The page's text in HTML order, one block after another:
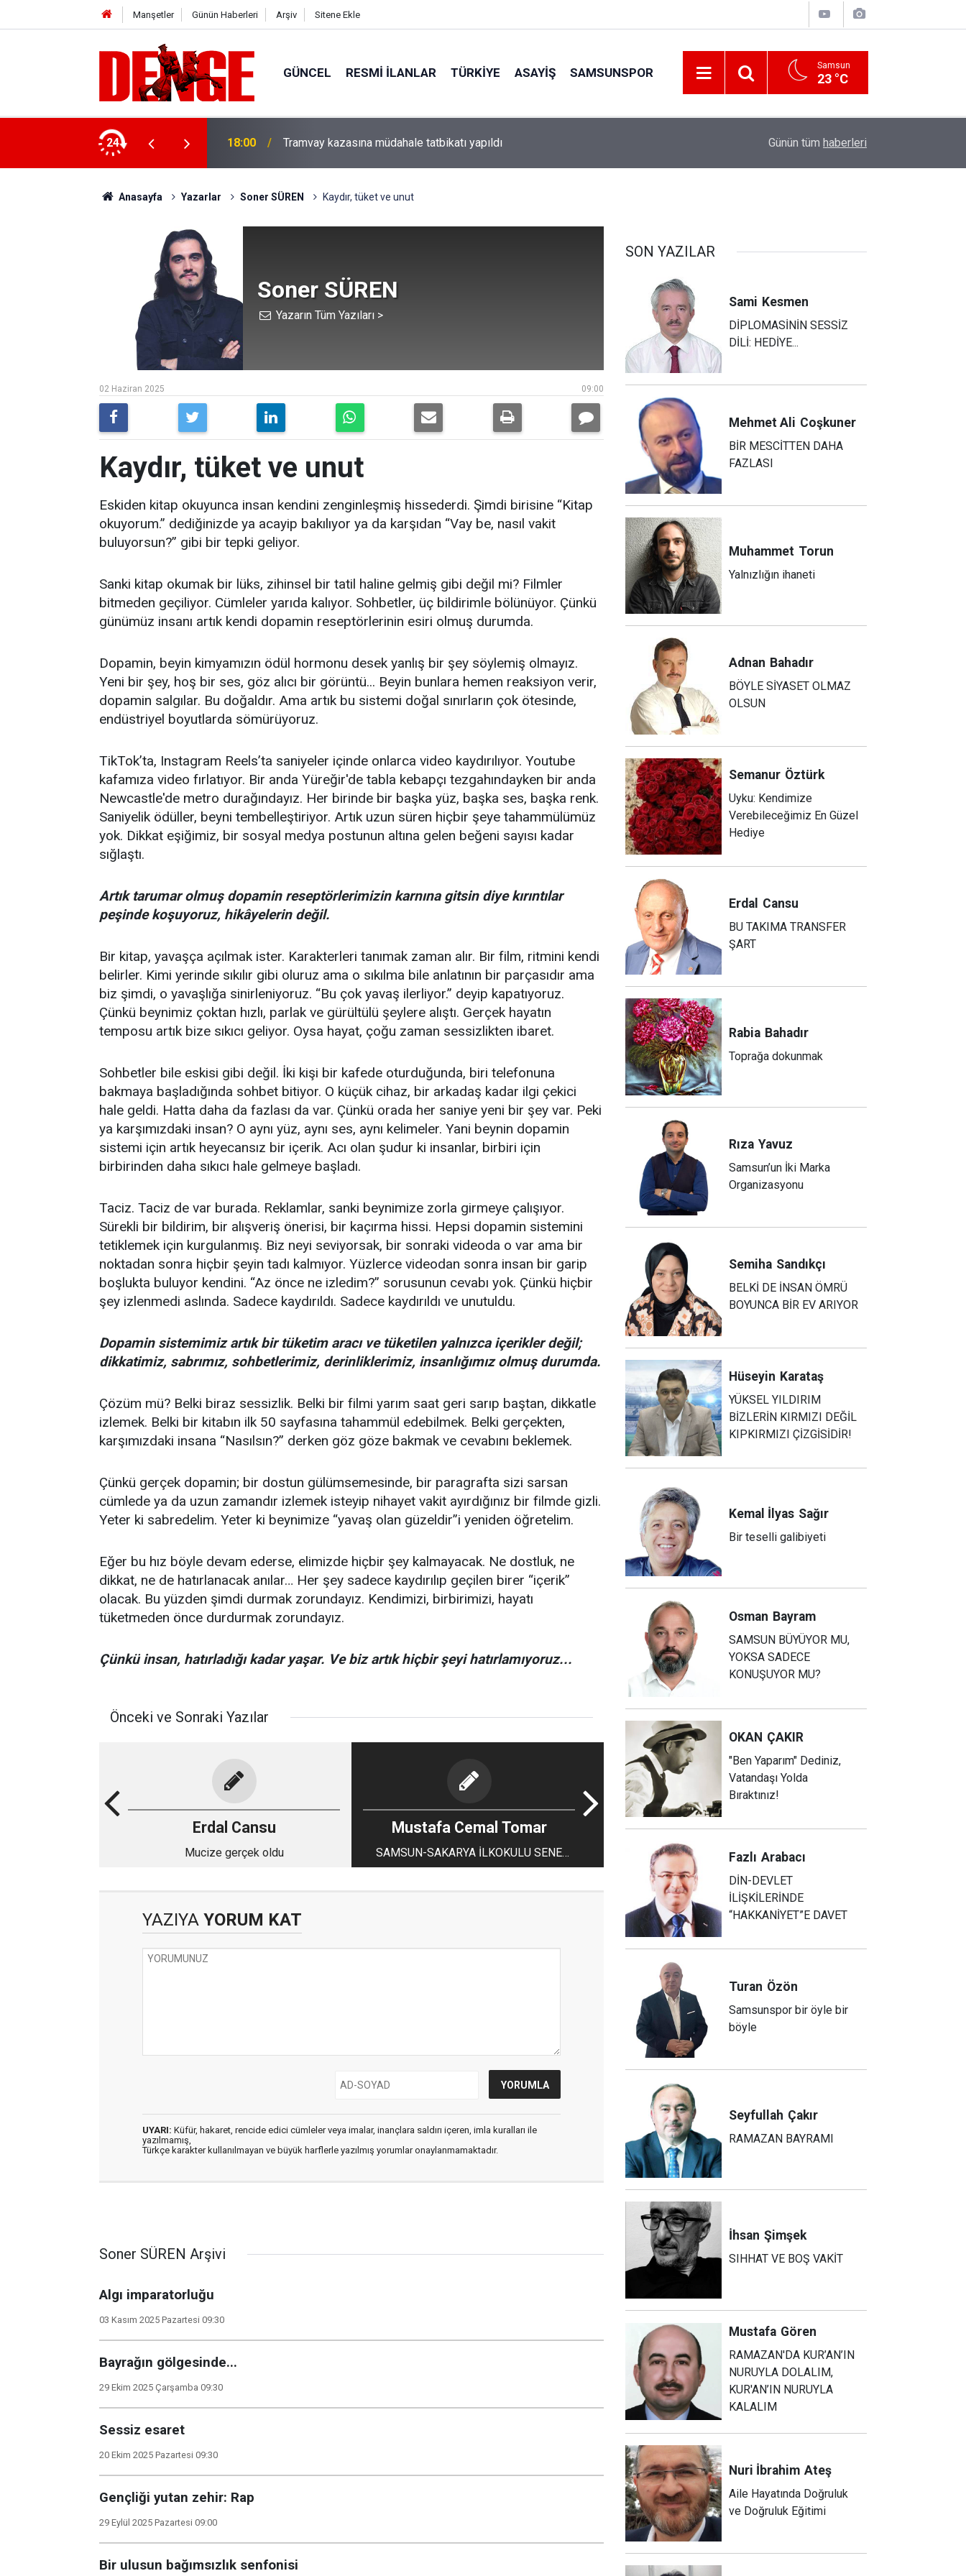
Manşetler Günün Haberleri Arşiv Sitene Ekle
GÜNCEL RESMI İLANLAR TÜRKİYE ASAYİŞ SAMSUNSPOR Samsun
23 °C
24 18:00 Tramvay kazasına müdahale tatbikatı yapıldı Her 4 kişiden 3'ü internet bankacılığı kullanıyor
Günün tüm haberleri
Anasayfa Yazarlar Soner SÜREN Kaydır, tüket ve unut
Soner SÜREN
Yazarın Tüm Yazıları >
09:00
02 Haziran 2025
Kaydır, tüket ve unut
Eskiden kitap okuyunca insan kendini zenginleşmiş hissederdi. Şimdi birisine “Kitap
okuyorum.” dediğinizde ya acayip bakılıyor ya da karşıdan “Vay be, nasıl vakit
buluyorsun?” gibi bir tepki geliyor.
Sanki kitap okumak bir lüks, zihinsel bir tatil haline gelmiş gibi değil mi? Filmler
bitmeden geçiliyor. Cümleler yarıda kalıyor. Sohbetler, üç bildirimle bölünüyor. Çünkü
günümüz insanı artık kendi dopamin reseptörlerinin esiri olmuş durumda.
Dopamin, beyin kimyamızın ödül hormonu desek yanlış bir şey söylemiş olmayız.
Yeni bir şey, hoş bir ses, göz alıcı bir görüntü... Beyin bunlara hemen reaksiyon verir,
dopamin salgılar. Bu doğaldır. Ama artık bu sistemi doğal sınırların çok ötesinde,
endüstriyel boyutlarda sömürüyoruz.
TikTok’ta, Instagram Reels’ta saniyeler içinde onlarca video kaydırılıyor. Youtube
kafamıza video fırlatıyor. Bir anda Yüreğir'de tabla kebapçı tezgahındayken bir anda
Newcastle'de metro durağındayız. Her birinde bir başka yüz, başka ses, başka renk.
Saniyelik ödüller, beyni tembelleştiriyor. Artık uzun süren hiçbir şeye tahammülümüz
yok. Dikkat eşiğimiz, bir sosyal medya postunun altına gelen beğeni sayısı kadar
sığlaştı.
Artık tarumar olmuş dopamin reseptörlerimizin karnına gitsin diye kırıntılar
peşinde koşuyoruz, hikâyelerin değil.
Bir kitap, yavaşça açılmak ister. Karakterleri tanımak zaman alır. Bir film, ritmini kendi
belirler. Kimi yerinde sıkılır gibi oluruz ama o sıkılma bile anlatının bir parçasıdır ama
biz şimdi, o yavaşlığa sinirleniyoruz. “Bu çok yavaş ilerliyor.” deyip kapatıyoruz.
Çünkü beynimiz çoktan hızlı, parlak ve gürültülü şeylere alıştı. Gerçek hayatın
temposu artık bize sıkıcı geliyor. Oysa hayat, çoğu zaman sessizlikten ibaret.
Sohbetler bile eskisi gibi değil. İki kişi bir kafede oturduğunda, biri telefonuna
bakmaya başladığında sohbet bitiyor. O küçük cihaz, bir arkadaş kadar ilgi çekici
hale geldi. Hatta daha da fazlası da var. Çünkü orada her saniye yeni bir şey var. Peki
ya karşımızdaki insan? O aynı yüz, aynı ses, aynı kelimeler. Yani beynin dopamin
sistemi için artık heyecansız bir içerik. Acı olan şudur ki insanlar, birbiri için
birbirinden daha sıkıcı hale gelmeye başladı.
Taciz. Taciz de var burada. Reklamlar, sanki beynimize zorla girmeye çalışıyor.
Sürekli bir bildirim, bir alışveriş önerisi, bir kaçırma hissi. Hepsi dopamin sistemini
tetiklemek için kurgulanmış. Biz neyi seviyorsak, bir sonraki videoda o var ama bir
noktadan sonra hiçbir şeyin tadı kalmıyor. Yüzlerce videodan sonra insan bir garip
boşlukta buluyor kendini. “Az önce ne izledim?” sorusunun cevabı yok. Çünkü hiçbir
şey izlenmedi aslında. Sadece kaydırıldı. Sadece kaydırıldı ve unutuldu.
Dopamin sistemimiz artık bir tüketim aracı ve tüketilen yalnızca içerikler değil;
dikkatimiz, sabrımız, sohbetlerimiz, derinliklerimiz, insanlığımız olmuş durumda.
Çözüm mü? Belki biraz sessizlik. Belki bir filmi yarım saat geri sarıp baştan, dikkatle
izlemek. Belki bir kitabın ilk 50 sayfasına tahammül edebilmek. Belki gerçekten,
karşımızdaki insana “Nasılsın?” derken göz göze bakmak ve cevabını beklemek.
Çünkü gerçek dopamin; bir dostun gülümsemesinde, bir paragrafta sizi sarsan
cümlede ya da uzun zamandır izlemek isteyip nihayet vakit ayırdığınız bir filmde gizli.
Yeter ki sabredelim. Yeter ki beynimize “yavaş olan güzeldir”i yeniden öğretelim.
Eğer bu hız böyle devam ederse, elimizde hiçbir şey kalmayacak. Ne dostluk, ne
dikkat, ne de hatırlanacak anılar… Her şey sadece kaydırılıp geçilen birer “içerik”
olacak. Bu yüzden şimdi durmak zorundayız. Kendimizi, birbirimizi, hayatı
tüketmeden önce durdurmak zorundayız.
Çünkü insan, hatırladığı kadar yaşar. Ve biz artık hiçbir şeyi hatırlamıyoruz...
Önceki ve Sonraki Yazılar
Erdal Cansu
Mucize gerçek oldu
Mustafa Cemal Tomar
SAMSUN-SAKARYA İLKOKULU SENE
SONU GEZİSİ
YAZIYA YORUM KAT
UYARI: Küfür, hakaret, rencide edici cümleler veya imalar, inançlara saldırı içeren, imla kuralları ile
yazılmamış,
Türkçe karakter kullanılmayan ve büyük harflerle yazılmış yorumlar onaylanmamaktadır.
Soner SÜREN Arşivi
Algı imparatorluğu
03 Kasım 2025 Pazartesi 09:30
Bayrağın gölgesinde...
29 Ekim 2025 Çarşamba 09:30
Sessiz esaret
20 Ekim 2025 Pazartesi 09:30
Gençliği yutan zehir: Rap
29 Eylül 2025 Pazartesi 09:00
Bir ulusun bağımsızlık senfonisi
SON YAZILAR
Sami Kesmen
DİPLOMASİNİN SESSİZ
DİLİ: HEDİYE...
Mehmet Ali Coşkuner
BİR MESCİTTEN DAHA
FAZLASI
Muhammet Torun
Yalnızlığın ihaneti
Adnan Bahadır
BÖYLE SİYASET OLMAZ
OLSUN
Semanur Öztürk
Uyku: Kendimize
Verebileceğimiz En Güzel
Hediye
Erdal Cansu
BU TAKIMA TRANSFER
ŞART
Rabia Bahadır
Toprağa dokunmak
Rıza Yavuz
Samsun’un İki Marka
Organizasyonu
Semiha Sandıkçı
BELKİ DE İNSAN ÖMRÜ
BOYUNCA BİR EV ARIYOR
Hüseyin Karataş
YÜKSEL YILDIRIM
BİZLERİN KIRMIZI DEĞİL
KIPKIRMIZI ÇİZGİSİDİR!
Kemal İlyas Sağır
Bir teselli galibiyeti
Osman Bayram
SAMSUN BÜYÜYOR MU,
YOKSA SADECE
KONUŞUYOR MU?
OKAN ÇAKIR
"Ben Yaparım" Dediniz,
Vatandaşı Yolda
Bıraktınız!
Fazlı Arabacı
DİN-DEVLET
İLİŞKİLERİNDE
“HAKKANİYET”E DAVET
Turan Özön
Samsunspor bir öyle bir
böyle
Seyfullah Çakır
RAMAZAN BAYRAMI
İhsan Şimşek
SIHHAT VE BOŞ VAKİT
Mustafa Gören
RAMAZAN'DA KUR’AN’IN
NURUYLA DOLALIM,
KUR'AN’IN NURUYLA
KALALIM
Nuri İbrahim Ateş
Aile Hayatında Doğruluk
ve Doğruluk Eğitimi